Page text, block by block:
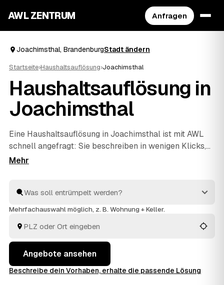
AWL ZENTRUM Anfragen
Joachimsthal, BrandenburgStadt ändern
Startseite›Haushaltsauflösung›Joachimsthal
Haushaltsauflösung in
Joachimsthal
Eine Haushaltsauflösung in Joachimsthal ist mit AWL
schnell angefragt: Sie beschreiben in wenigen Klicks,
was raus soll, und bekommen dafür Festpreis-
einem Nachlass – die Profis räumen aus, entsorgen
fachgerecht und rechnen verwertbare Gegenstände auf
Sie die Angebote rund um Joachimsthal bis
Eberswalde
undAngermündein Ruhe an einem Ort.
Mehrfachauswahl möglich, z. B. Wohnung + Keller.
Angebote ansehen
Beschreibe dein Vorhaben, erhalte die passende Lösung